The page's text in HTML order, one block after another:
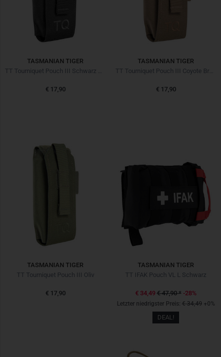
TASMANIAN TIGER
TT Tourniquet Pouch III Schwarz Black
€ 17,90
TASMANIAN TIGER
TT Tourniquet Pouch III Coyote Braun
€ 17,90
TASMANIAN TIGER
TT Tourniquet Pouch III Oliv
€ 17,90
TASMANIAN TIGER
TT IFAK Pouch VL L Schwarz
€ 34,49 € 47,90* -28%
Letzter niedrigster Preis: € 34,49 +0%
DEAL!